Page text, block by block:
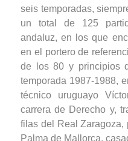
seis temporadas,
un total de 125
andaluz, en los que
en el portero de
de los 80 y principios
temporada 1987-1988,
técnico uruguayo
carrera de Derecho y,
filas del Real Zaragoza,
Palma de Mallorca,